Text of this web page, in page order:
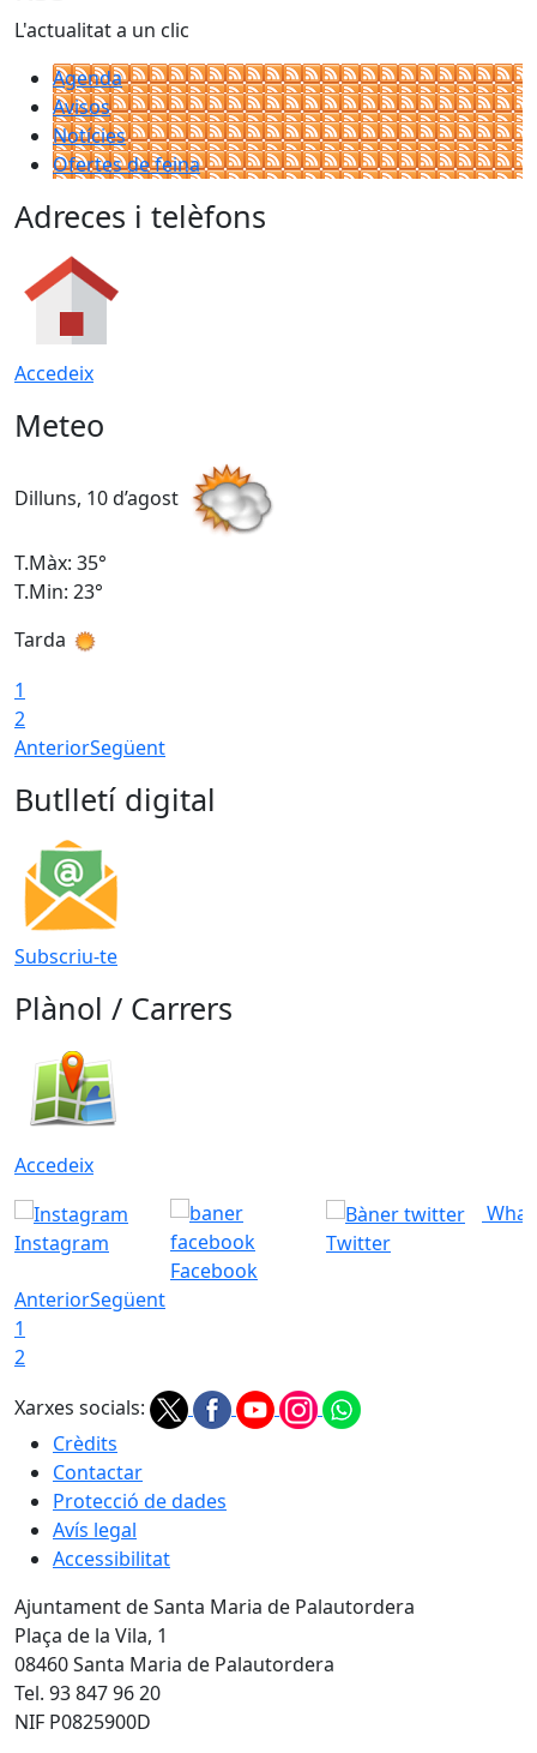
L'actualitat a un clic
Agenda
Avisos
Notícies
Ofertes de feina
Adreces i telèfons
Accedeix
Meteo
Dilluns, 10 d’agost
T.Màx: 35°
T.Min: 23°
Tarda
1
2
AnteriorSegüent
Butlletí digital
Subscriu-te
Plànol / Carrers
Accedeix
Instagram
Facebook
Twitter
AnteriorSegüent
1
2
Xarxes socials:
Crèdits
Contactar
Protecció de dades
Avís legal
Accessibilitat
Ajuntament de Santa Maria de Palautordera
Plaça de la Vila, 1
08460 Santa Maria de Palautordera
Tel. 93 847 96 20
NIF P0825900D